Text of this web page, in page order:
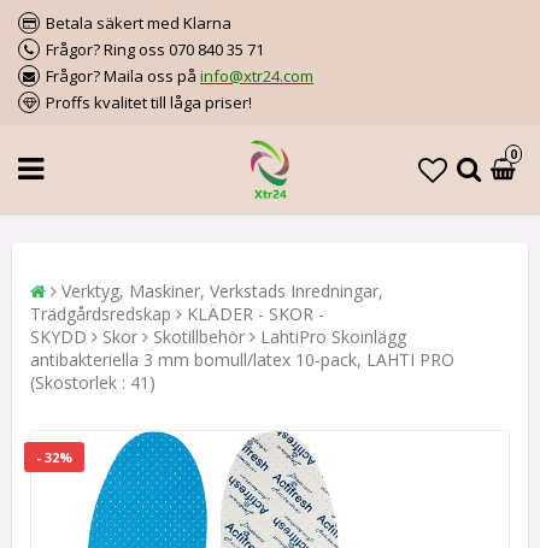
Betala säkert med Klarna
Frågor? Ring oss 070 840 35 71
Frågor? Maila oss på info@xtr24.com
Proffs kvalitet till låga priser!
0
Verktyg, Maskiner, Verkstads Inredningar,
Trädgårdsredskap
KLÄDER - SKOR -
SKYDD
Skor Skotillbehör
LahtiPro Skoinlägg
antibakteriella 3 mm bomull/latex 10-pack, LAHTI PRO
(Skostorlek : 41)
- 32%